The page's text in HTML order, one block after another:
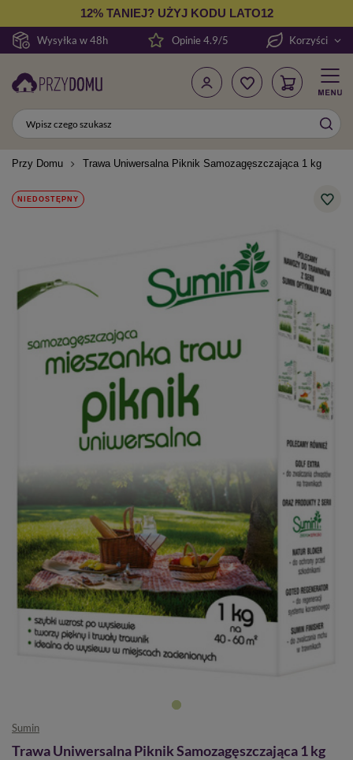
Wysyłka w 48h
12% TANIEJ? UŻYJ KODU LATO12
Opinie 4.9/5 Korzyści
Przy Domu Trawa Uniwersalna Piknik Samozagęszczająca 1 kg
NIEDOSTĘPNY
Sumin
Trawa Uniwersalna Piknik Samozagęszczająca 1 kg